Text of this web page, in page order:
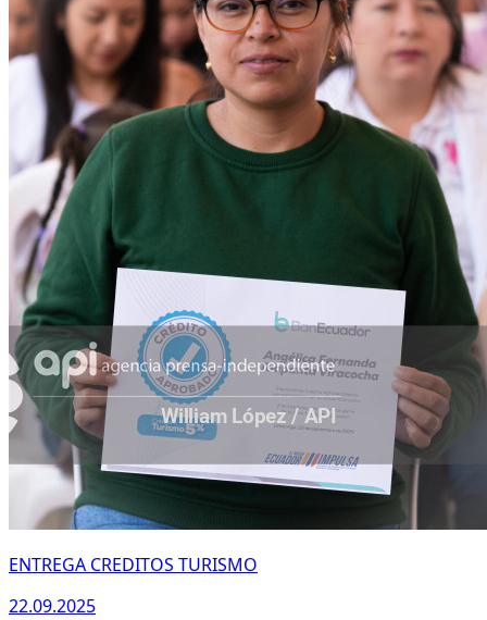
ENTREGA CREDITOS TURISMO
22.09.2025